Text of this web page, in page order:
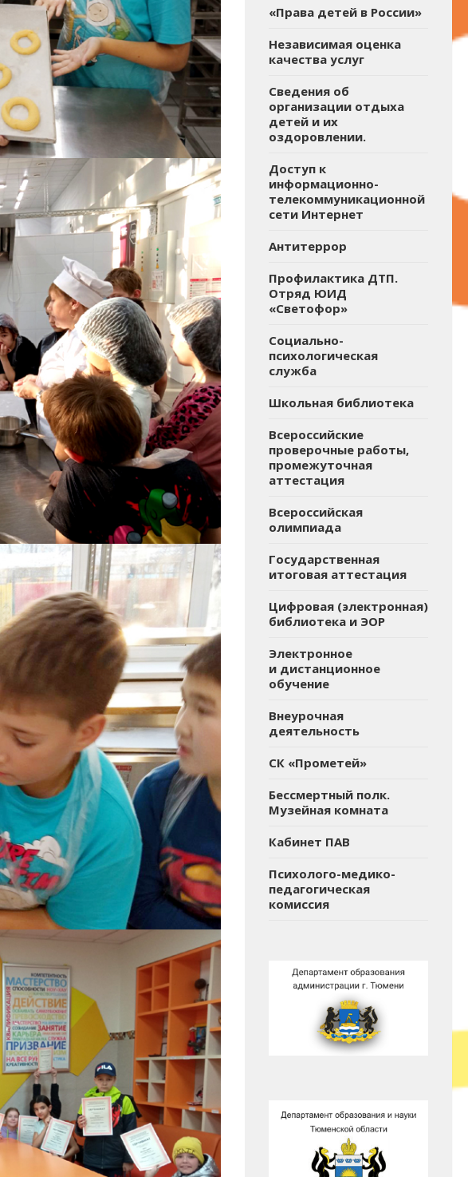
«Права детей в России»
Независимая оценка
качества услуг
Сведения об
организации отдыха
детей и их
оздоровлении.
Доступ к
информационно-
телекоммуникационной
сети Интернет
Антитеррор
Профилактика ДТП.
Отряд ЮИД
«Светофор»
Социально-
психологическая
служба
Школьная библиотека
Всероссийские
проверочные работы,
промежуточная
аттестация
Всероссийская
олимпиада
Государственная
итоговая аттестация
Цифровая (электронная)
библиотека и ЭОР
Электронное
и дистанционное
обучение
Внеурочная
деятельность
СК «Прометей»
Бессмертный полк.
Музейная комната
Кабинет ПАВ
Психолого-медико-
педагогическая
комиссия